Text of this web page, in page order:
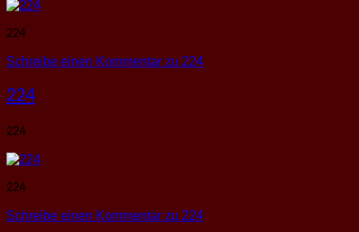
224
Schreibe einen Kommentar zu 224
224
224
224
Schreibe einen Kommentar zu 224